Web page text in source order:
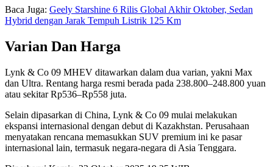
Baca Juga: Geely Starshine 6 Rilis Global Akhir Oktober, Sedan
Hybrid dengan Jarak Tempuh Listrik 125 Km
Varian Dan Harga
Lynk & Co 09 MHEV ditawarkan dalam dua varian, yakni Max
dan Ultra. Rentang harga resmi berada pada 238.800–248.800 yuan
atau sekitar Rp536–Rp558 juta.
Selain dipasarkan di China, Lynk & Co 09 mulai melakukan
ekspansi internasional dengan debut di Kazakhstan. Perusahaan
menyatakan rencana memasukkan SUV premium ini ke pasar
internasional lain, termasuk negara-negara di Asia Tenggara.